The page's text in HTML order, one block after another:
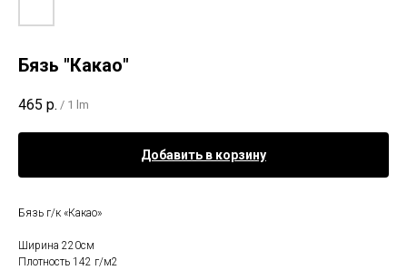
Бязь "Какао"
465 р. / 1 lm
Добавить в корзину
Бязь г/к «Какао»
Ширина 220см
Плотность 142 г/м2